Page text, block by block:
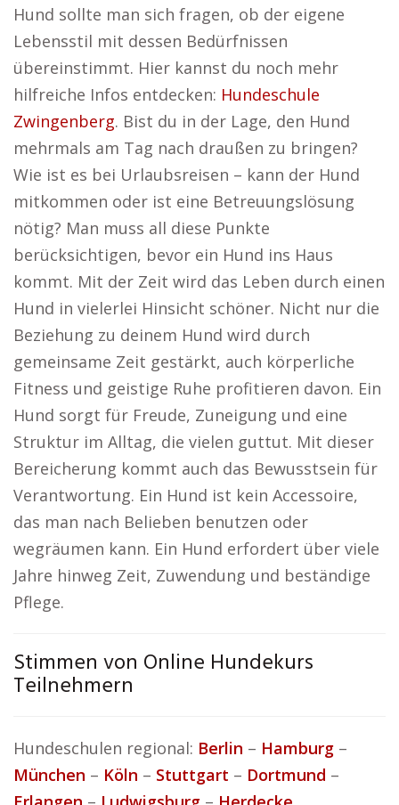
Hund sollte man sich fragen, ob der eigene
Lebensstil mit dessen Bedürfnissen
übereinstimmt. Hier kannst du noch mehr
hilfreiche Infos entdecken: Hundeschule
Zwingenberg. Bist du in der Lage, den Hund
mehrmals am Tag nach draußen zu bringen?
Wie ist es bei Urlaubsreisen – kann der Hund
mitkommen oder ist eine Betreuungslösung
nötig? Man muss all diese Punkte
berücksichtigen, bevor ein Hund ins Haus
kommt. Mit der Zeit wird das Leben durch einen
Hund in vielerlei Hinsicht schöner. Nicht nur die
Beziehung zu deinem Hund wird durch
gemeinsame Zeit gestärkt, auch körperliche
Fitness und geistige Ruhe profitieren davon. Ein
Hund sorgt für Freude, Zuneigung und eine
Struktur im Alltag, die vielen guttut. Mit dieser
Bereicherung kommt auch das Bewusstsein für
Verantwortung. Ein Hund ist kein Accessoire,
das man nach Belieben benutzen oder
wegräumen kann. Ein Hund erfordert über viele
Jahre hinweg Zeit, Zuwendung und beständige
Pflege.
Stimmen von Online Hundekurs
Teilnehmern
Hundeschulen regional: Berlin – Hamburg –
München – Köln – Stuttgart – Dortmund –